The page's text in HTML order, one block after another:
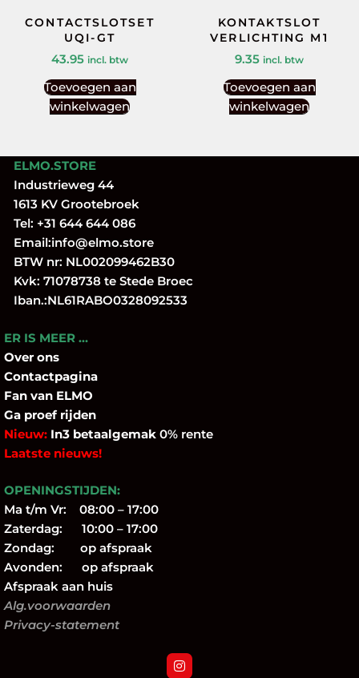
CONTACTSLOTSET
UQI-GT
43.95 incl. btw
Toevoegen aan
winkelwagen
KONTAKTSLOT
VERLICHTING M1
9.35 incl. btw
Toevoegen aan
winkelwagen
ELMO.STORE
Industrieweg 44
1613 KV Grootebroek
Tel: +31 644 644 086
Email:info@elmo.store
BTW nr: NL002099462B30
Kvk: 71078738 te Stede Broec
Iban.:NL61RABO0328092533
ER IS MEER …
Over ons
Contactpagina
Fan van ELMO
Ga proef rijden
Nieuw: In3 betaalgemak 0% rente
Laatste nieuws!
OPENINGSTIJDEN:
Ma t/m Vr: 08:00 – 17:00
Zaterdag: 10:00 – 17:00
Zondag: op afspraak
Avonden: op afspraak
Afspraak aan huis
Alg.voorwaarden
Privacy-statement